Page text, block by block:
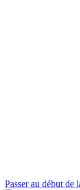
Passer au début de